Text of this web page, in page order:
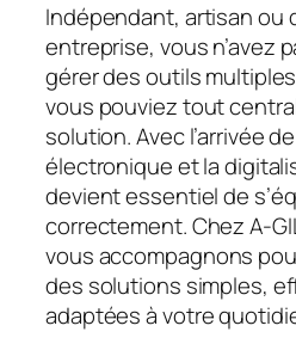
Indépendant, artisan ou
entreprise, vous n’avez
gérer des outils
vous pouviez tout
solution. Avec l’arrivée
électronique et la
devient essentiel de
correctement. Chez A-
vous accompagnons
des solutions simples,
adaptées à votre